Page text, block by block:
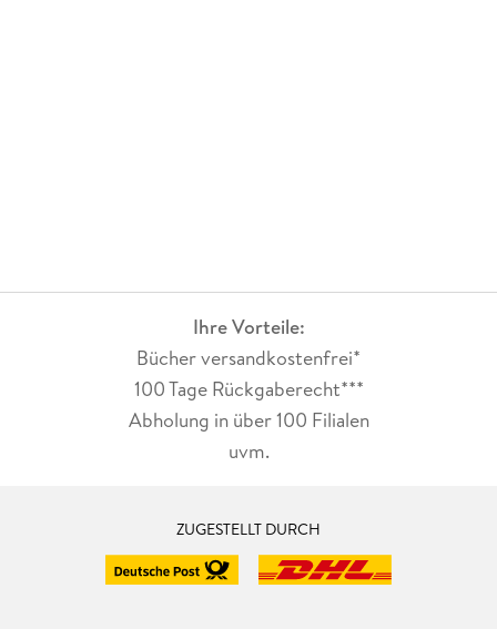
Ihre Vorteile:
Bücher versandkostenfrei*
100 Tage Rückgaberecht***
Abholung in über 100 Filialen
uvm.
ZUGESTELLT DURCH